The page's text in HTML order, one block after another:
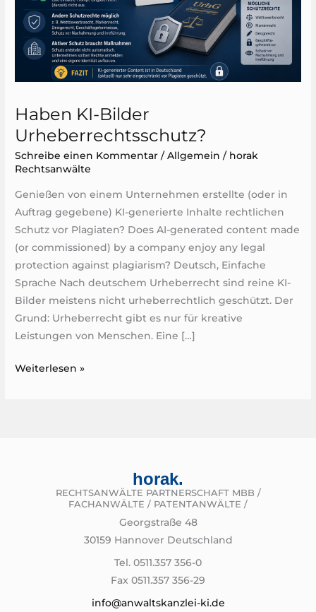
Haben KI-Bilder
Urheberrechtsschutz?
Schreibe einen Kommentar /Allgemein / horak
Rechtsanwälte
Genießen von einem Unternehmen erstellte (oder in
Auftrag gegebene) KI-generierte Inhalte rechtlichen
Schutz vor Plagiaten? Does AI-generated content made
(or commissioned) by a company enjoy any legal
protection against plagiarism? Deutsch, Einfache
Sprache Nach deutschem Urheberrecht sind reine KI-
Bilder meistens nicht urheberrechtlich geschützt. Der
Grund: Urheberrecht gibt es nur für kreative
Leistungen von Menschen. Eine […]
Haben
Weiterlesen »
horak.
RECHTSANWÄLTE PARTNERSCHAFT MBB /
FACHANWÄLTE / PATENTANWÄLTE /
Georgstraße 48
30159 Hannover Deutschland
Tel. 0511.357 356-0
Fax 0511.357 356-29
info@anwaltskanzlei-ki.de